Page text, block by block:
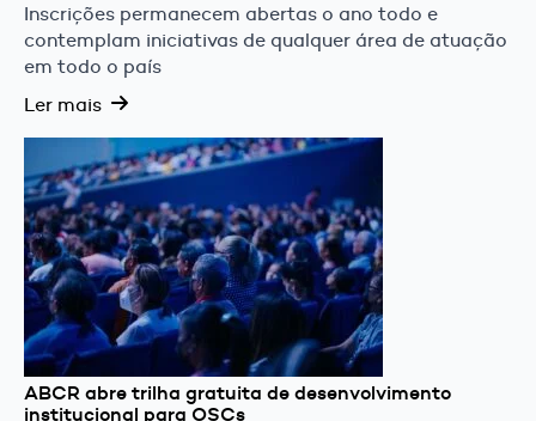
Inscrições permanecem abertas o ano todo e
contemplam iniciativas de qualquer área de atuação
em todo o país
Ler mais
ABCR abre trilha gratuita de desenvolvimento
institucional para OSCs